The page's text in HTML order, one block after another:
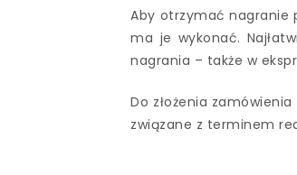
Aby otrzymać nagranie
ma je wykonać.
nagrania – także w
Do złożenia
związane z terminem